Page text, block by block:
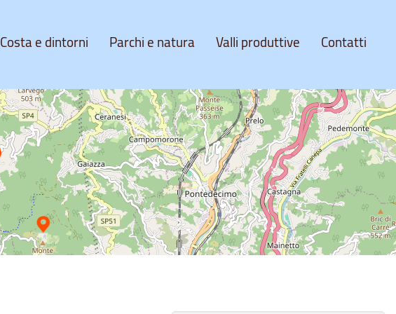
Costa e dintorni Parchi e natura Valli produttive Contatti